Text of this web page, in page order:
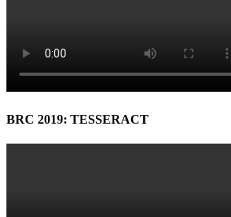
BRC 2019: TESSERACT